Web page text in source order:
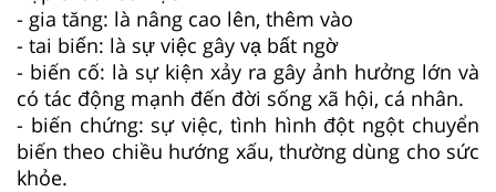
- gia tăng: là nâng cao lên, thêm vào
- tai biến: là sự việc gây vạ bất ngờ
- biến cố: là sự kiện xảy ra gây ảnh hưởng lớn và
có tác động mạnh đến đời sống xã hội, cá nhân.
- biến chứng: sự việc, tình hình đột ngột chuyển
biến theo chiều hướng xấu, thường dùng cho sức
khỏe.